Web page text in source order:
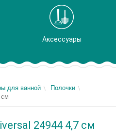
Аксессуары
для ванной
Полочки
см
24944 4,7 см